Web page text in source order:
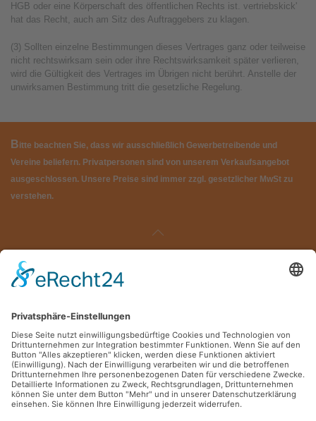
HGB oder eine Körperschaft des öffentlichen Rechts ist. vertriebskick'
hat das Recht, auch am Sitz des Auftraggebers zu klagen.
(3) Sollten einzelne Bestimmungen dieses Vertrages ganz oder teilweise
nicht rechtswirksam sein oder ihre Rechtswirksamkeit später verlieren,
wird die Gültigkeit des Vertrages im Übrigen nicht berührt. Anstelle der
unwirksamen Bestimmung tritt die gesetzliche Regelung.
Bitte beachten Sie, dass wir ausschließlich Gewerbetreibende und
Vereine beliefern. Privatpersonen sind von unserem Verkaufsangebot
ausgeschlossen. Unsere Preise sind immer zzgl. gesetzlicher MwSt zu
verstehen.
Cookie-Einstellungen
vertriebskick´ gmbh
Newsletter
vertriebskick´ GmbH